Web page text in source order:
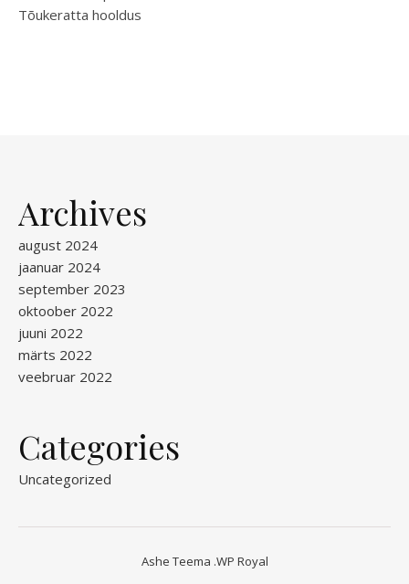
Tõukeratta hooldus
Archives
august 2024
jaanuar 2024
september 2023
oktoober 2022
juuni 2022
märts 2022
veebruar 2022
Categories
Uncategorized
Ashe Teema .WP Royal